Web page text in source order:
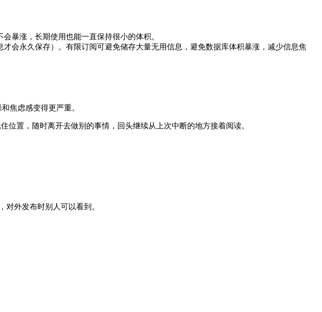
暴涨，长期使用也能一直保持很小的体积。
会永久保存）。有限订阅可避免储存大量无用信息，避免数据库体积暴涨，减少信息焦
焦虑感变得更严重。
位置，随时离开去做别的事情，回头继续从上次中断的地方接着阅读。
对外发布时别人可以看到。